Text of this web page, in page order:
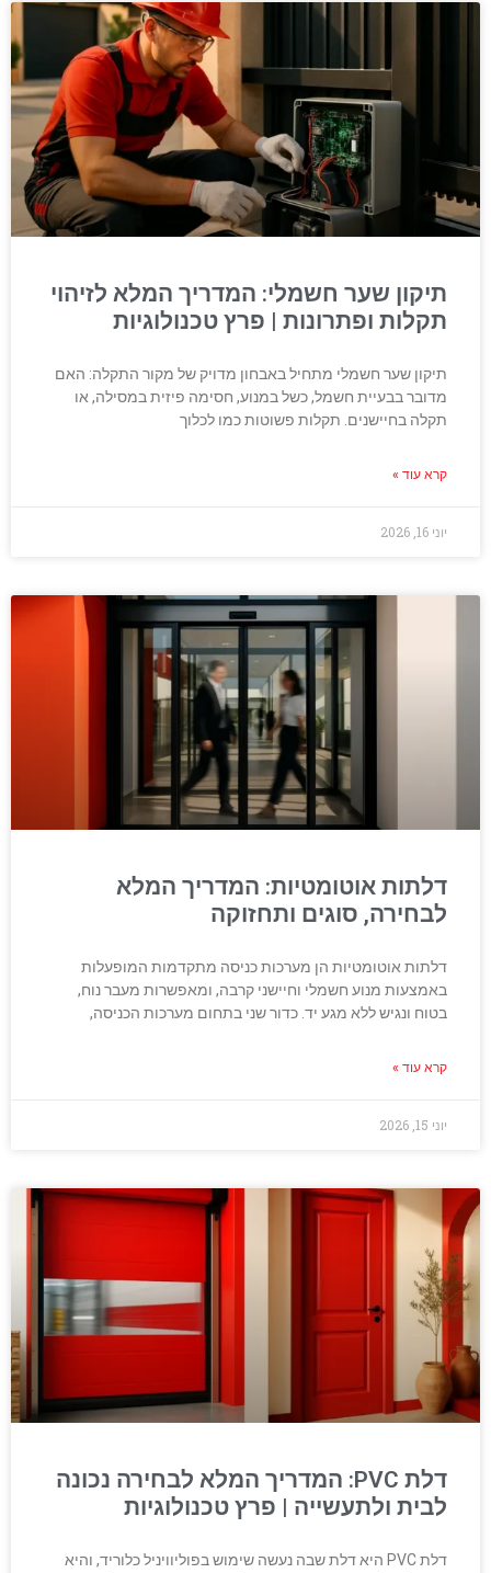
תיקון שער חשמלי: המדריך המלא לזיהוי
תקלות ופתרונות | פרץ טכנולוגיות
תיקון שער חשמלי מתחיל באבחון מדויק של מקור התקלה: האם
מדובר בבעיית חשמל, כשל במנוע, חסימה פיזית במסילה, או
תקלה בחיישנים. תקלות פשוטות כמו לכלוך
קרא עוד »
יוני 16, 2026
דלתות אוטומטיות: המדריך המלא
לבחירה, סוגים ותחזוקה
דלתות אוטומטיות הן מערכות כניסה מתקדמות המופעלות
באמצעות מנוע חשמלי וחיישני קרבה, ומאפשרות מעבר נוח,
בטוח ונגיש ללא מגע יד. כדור שני בתחום מערכות הכניסה,
קרא עוד »
יוני 15, 2026
דלת PVC: המדריך המלא לבחירה נכונה
לבית ולתעשייה | פרץ טכנולוגיות
דלת PVC היא דלת שבה נעשה שימוש בפוליוויניל כלוריד, והיא